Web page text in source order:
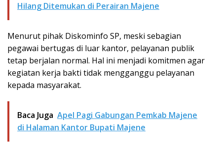
Hilang Ditemukan di Perairan Majene
Menurut pihak Diskominfo SP, meski sebagian
pegawai bertugas di luar kantor, pelayanan publik
tetap berjalan normal. Hal ini menjadi komitmen agar
kegiatan kerja bakti tidak mengganggu pelayanan
kepada masyarakat.
Baca Juga Apel Pagi Gabungan Pemkab Majene
di Halaman Kantor Bupati Majene